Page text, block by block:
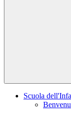
Scuola